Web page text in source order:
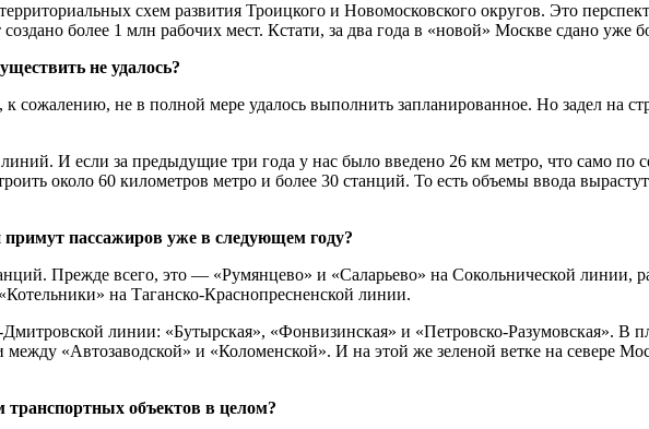
схем развития Троицкого и Новомосковского округов. Это
более 1 млн рабочих мест. Кстати, за два года в «новой» Москве сдано уже
не удалось?
сожалению, не в полной мере удалось выполнить запланированное. Но задел на
И если за предыдущие три года у нас было введено 26 км метро, что само по
около 60 километров метро и более 30 станций. То есть объемы ввода
пассажиров уже в следующем году?
Прежде всего, это — «Румянцево» и «Саларьево» на Сокольнической линии,
на Таганско-Краснопресненской линии.
линии: «Бутырская», «Фонвизинская» и «Петровско-Разумовская». В
«Автозаводской» и «Коломенской». И на этой же зеленой ветке на севере
транспортных объектов в целом?